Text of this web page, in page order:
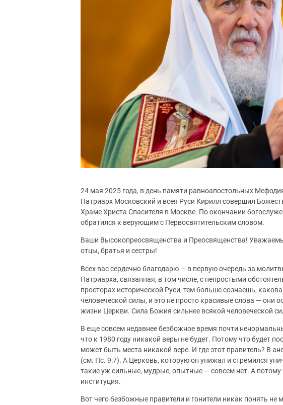
24 мая 2025 года, в день памяти равноапостольных
Патриарх Московский и всея Руси Кирилл совершил
Храме Христа Спасителя в Москве. По окончании
обратился к верующим с Первосвятительским словом.
Ваши Высокопреосвященства и Преосвященства!
отцы, братья и сестры!
Всех вас сердечно благодарю — в первую очередь за
Патриарха, связанная, в том числе, с непростыми
просторах исторической Руси, тем больше сознаешь,
человеческой силы, и это не просто красивые слова — они
жизни Церкви. Сила Божия сильнее всякой человеческой
В еще совсем недавнее безбожное время почти
что к 1980 году никакой веры не будет. Потому что будет
может быть места никакой вере. И где этот правитель? В
(см. Пс. 9:7). А Церковь, которую он унижал и стремился
такие уж сильные, мудрые, опытные — совсем нет. А потому
институция.
Вот чего безбожные правители и гонители никак понять